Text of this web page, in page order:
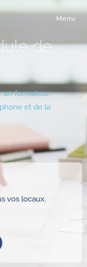
Menu
de
un formateur
et de la
vos locaux.